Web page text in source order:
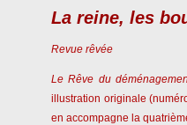
La reine, les
Revue rêvée
Le Rêve du
illustration originale
en accompagne la